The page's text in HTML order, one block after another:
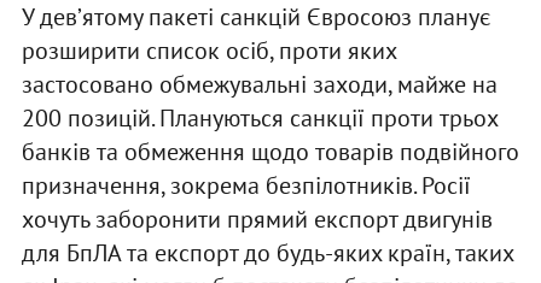
У девʼятому пакеті санкцій Євросоюз планує
розширити список осіб, проти яких
застосовано обмежувальні заходи, майже на
200 позицій. Плануються санкції проти трьох
банків та обмеження щодо товарів подвійного
призначення, зокрема безпілотників. Росії
хочуть заборонити прямий експорт двигунів
для БпЛА та експорт до будь-яких країн, таких